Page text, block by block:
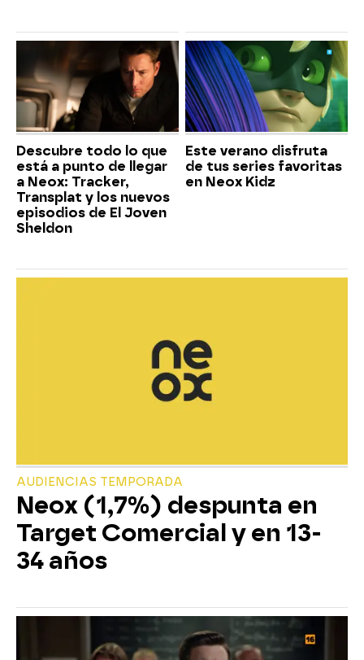
Descubre todo lo que
está a punto de llegar
a Neox: Tracker,
Transplat y los nuevos
episodios de El Joven
Sheldon
Este verano disfruta
de tus series favoritas
en Neox Kidz
AUDIENCIAS TEMPORADA
Neox (1,7%) despunta en
Target Comercial y en 13-
34 años